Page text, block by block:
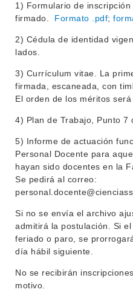
1) Formulario de
firmado.
Formato .pdf;
2) Cédula de identidad
lados.
3) Currículum vitae. La
firmada, escaneada, con
El orden de los méritos
4) Plan de Trabajo, Punto 7
5) Informe de actuación
Personal Docente para
hayan sido docentes en la
Se pedirá al correo:
Si no se envía el archivo
admitirá la postulación. Si
feriado o paro, se
día hábil siguiente.
No se recibirán
motivo.